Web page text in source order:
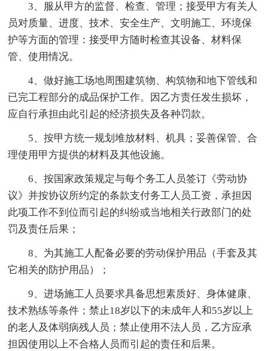
3、服从甲方的监督、检查、管理；接受甲方有关人
员对质量、进度、技术、安全生产、文明施工、环境保
护等方面的管理：接受甲方随时检查其设备、材料保
管、使用情况。
4、做好施工场地周围建筑物、构筑物和地下管线和
已完工程部分的成品保护工作。因乙方责任发生损坏，
应自行承担由此引起的经济损失及各种罚款。
5、按甲方统一规划堆放材料、机具；妥善保管、合
理使用甲方提供的材料及其他设施。
6、按国家政策规定与每个务工人员签订《劳动协
议》并按协议所约定的条款支付务工人员工资，承担因
此项工作不到位而引起的纠纷或当地相关行政部门的处
罚及责任后果；
8、为其施工人配备必要的劳动保护用品（手套及其
它相关的防护用品）；
9、进场施工人员要求具备思想素质好、身体健康、
技术熟练等条件；禁止18岁以下的未成年人和55岁以上
的老人及体弱病残人员；禁止使用不法人员，乙方应承
担因使用以上不合格人员而引起的责任和后果。